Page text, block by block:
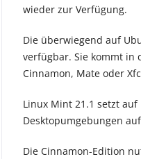
wieder zur Verfügung.
Die überwiegend auf
verfügbar. Sie kommt in
Cinnamon, Mate oder
Linux Mint 21.1 setzt
Desktopumgebungen
Die Cinnamon-Edition